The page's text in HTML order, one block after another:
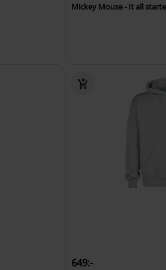
Mickey Mouse - It all
649:-